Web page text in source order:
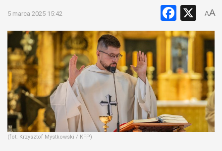
5 marca 2025 15:42 X
AA
(fot. Krzysztof Mystkowski / KFP)